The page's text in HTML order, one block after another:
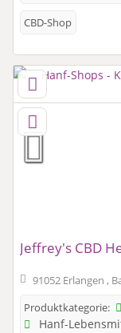
CBD-Shop
Jeffrey's CBD
91052 Erlangen ,
Produktkategorie:
Hanf-